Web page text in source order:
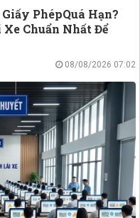
PhépQuá Hạn?
Chuẩn Nhất Để
08/08/2026 07:02